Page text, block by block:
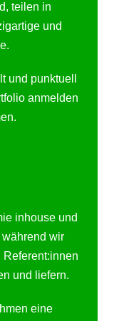
teilen in
und
und punktuell
anmelden
inhouse und
wir
Referent:innen
und liefern.
eine